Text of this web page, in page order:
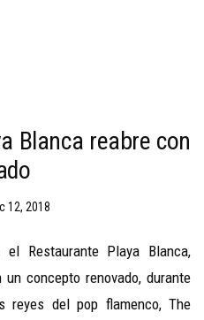
Blanca reabre con
12, 2018
el Restaurante Playa Blanca,
concepto renovado, durante
reyes del pop flamenco, The